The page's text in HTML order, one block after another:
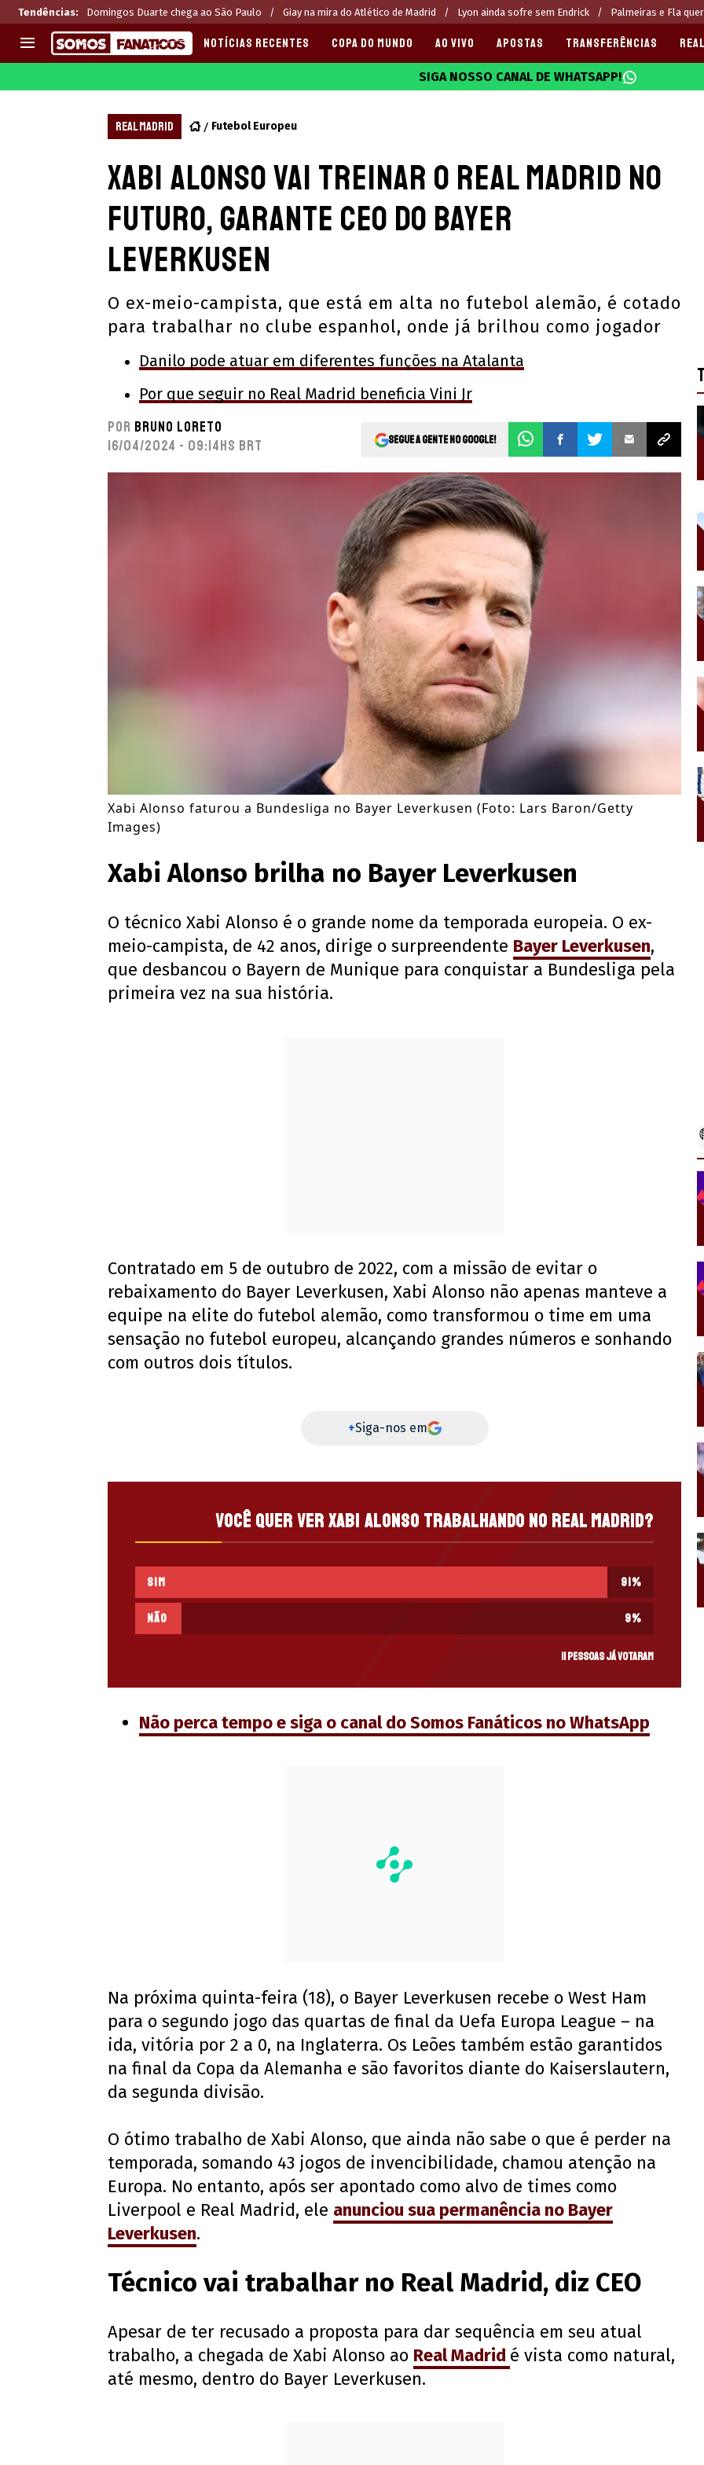
Tendências: Domingos Duarte chega ao São Paulo Giay na mira do Atlético de Madrid Lyon ainda sofre sem Endrick Palmeiras e Fla
CHAMPIONS LEAGUE
PREMIER LEAGUE
LIGA PORTUGUESA
Melhores sites de apostas 2025
Últimas
CASAS DE APOSTAS
CÓDIGOS e OFERTAS
APPS
RANKINGS
NOTÍCIAS RECENTES COPA DO MUNDO AO VIVO APOSTAS TRANSFERÊNCIAS
SIGA NOSSO CANAL DE WHATSAPP!
REAL MADRID Futebol Europeu
Xabi Alonso vai treinar o Real Madrid no
futuro, garante CEO do Bayer
Leverkusen
O ex-meio-campista, que está em alta no futebol alemão, é cotado
para trabalhar no clube espanhol, onde já brilhou como jogador
Danilo pode atuar em diferentes funções na Atalanta
Por que seguir no Real Madrid beneficia Vini Jr
Por Bruno Loreto
16/04/2024 - 09:14hs BRT
Segue a gente no Google!
Xabi Alonso faturou a Bundesliga no Bayer Leverkusen (Foto: Lars Baron/Getty
Images)
Xabi Alonso brilha no Bayer Leverkusen
O técnico Xabi Alonso é o grande nome da temporada europeia. O ex-
meio-campista, de 42 anos, dirige o surpreendente Bayer Leverkusen,
que desbancou o Bayern de Munique para conquistar a Bundesliga pela
primeira vez na sua história.
Contratado em 5 de outubro de 2022, com a missão de evitar o
rebaixamento do Bayer Leverkusen, Xabi Alonso não apenas manteve a
equipe na elite do futebol alemão, como transformou o time em uma
sensação no futebol europeu, alcançando grandes números e sonhando
com outros dois títulos.
+Siga-nos em
Você quer ver Xabi Alonso trabalhando no Real Madrid?
Sim 91%
Não 9%
11 pessoas já votaram
Não perca tempo e siga o canal do Somos Fanáticos no WhatsApp
Na próxima quinta-feira (18), o Bayer Leverkusen recebe o West Ham
para o segundo jogo das quartas de final da Uefa Europa League – na
ida, vitória por 2 a 0, na Inglaterra. Os Leões também estão garantidos
na final da Copa da Alemanha e são favoritos diante do Kaiserslautern,
da segunda divisão.
O ótimo trabalho de Xabi Alonso, que ainda não sabe o que é perder na
temporada, somando 43 jogos de invencibilidade, chamou atenção na
Europa. No entanto, após ser apontado como alvo de times como
Liverpool e Real Madrid, ele anunciou sua permanência no Bayer
Leverkusen.
Técnico vai trabalhar no Real Madrid, diz CEO
Apesar de ter recusado a proposta para dar sequência em seu atual
trabalho, a chegada de Xabi Alonso ao Real Madrid é vista como natural,
até mesmo, dentro do Bayer Leverkusen.